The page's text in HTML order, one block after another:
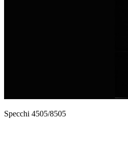
Specchi 4505/8505